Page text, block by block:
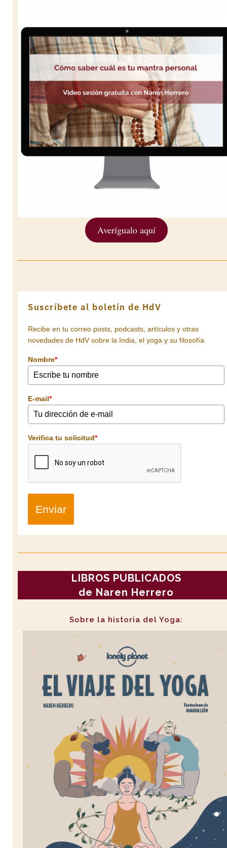
Averígualo aquí
Suscríbete al boletín de HdV
Recibe en tu correo posts, podcasts, artículos y otras
novedades de HdV sobre la India, el yoga y su filosofía.
Nombre*
E-mail*
Verifica tu solicitud*
Enviar
LIBROS PUBLICADOS
de Naren Herrero
Sobre la historia del Yoga: